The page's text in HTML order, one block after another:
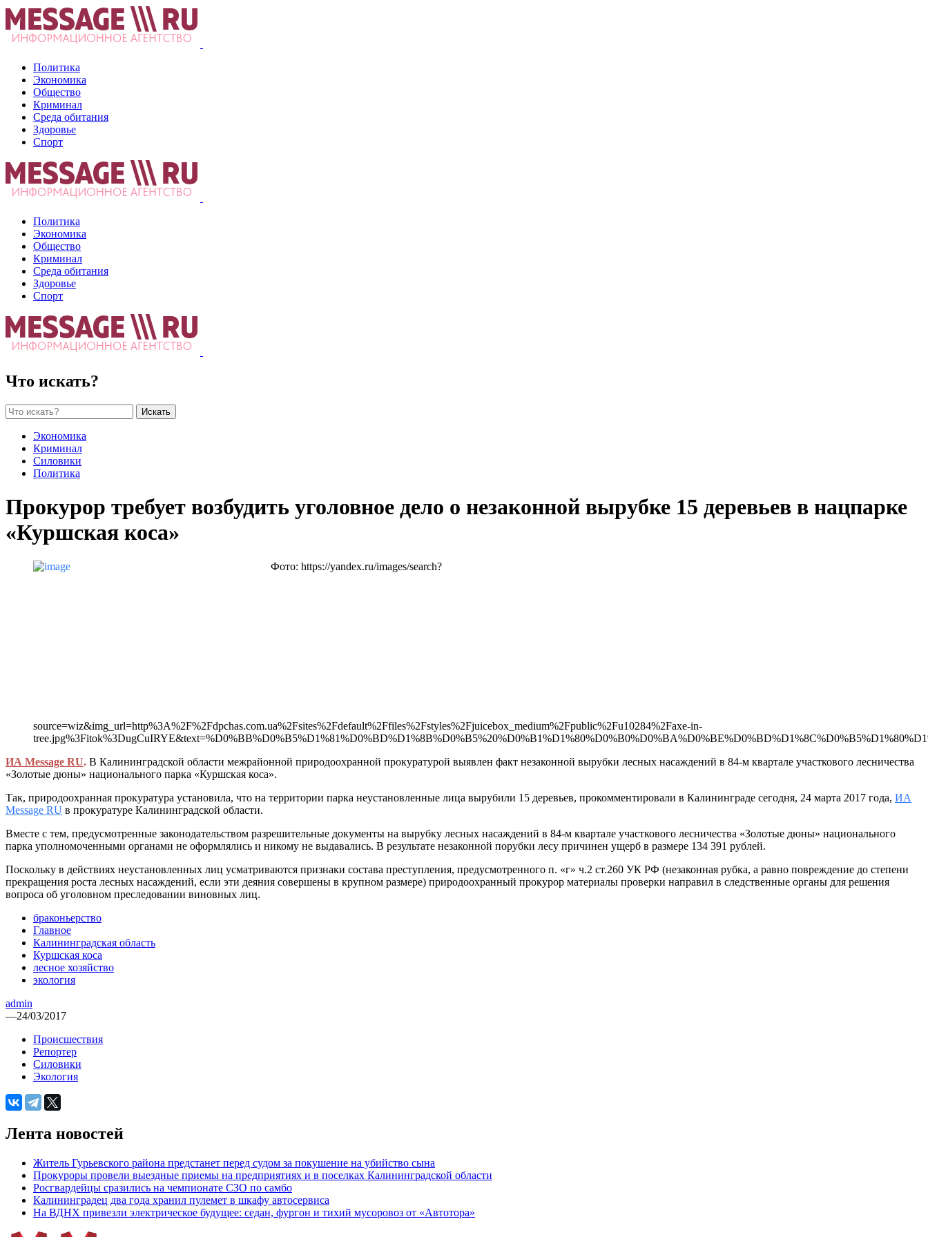
Политика
Экономика
Общество
Криминал
Среда обитания
Здоровье
Спорт
Политика
Экономика
Общество
Криминал
Среда обитания
Здоровье
Спорт
Что искать?
Искать
Экономика
Криминал
Силовики
Политика
Прокурор требует возбудить уголовное дело о незаконной вырубке 15 деревьев в нацпарке
«Куршская коса»
Фото: https://yandex.ru/images/search?
source=wiz&img_url=http%3A%2F%2Fdpchas.com.ua%2Fsites%2Fdefault%2Ffiles%2Fstyles%2Fjuicebox_medium%2Fpublic%2Fu10284%2Faxe-in-
ИА Message RU. В Калининградской области межрайонной природоохранной прокуратурой выявлен факт незаконной вырубки лесных насаждений в 84-м квартале участкового лесничества
«Золотые дюны» национального парка «Куршская коса».
Так, природоохранная прокуратура установила, что на территории парка неустановленные лица вырубили 15 деревьев, прокомментировали в Калининграде сегодня, 24 марта 2017 года, ИА
Message RU в прокуратуре Калининградской области.
Вместе с тем, предусмотренные законодательством разрешительные документы на вырубку лесных насаждений в 84-м квартале участкового лесничества «Золотые дюны» национального
парка уполномоченными органами не оформлялись и никому не выдавались. В результате незаконной порубки лесу причинен ущерб в размере 134 391 рублей.
Поскольку в действиях неустановленных лиц усматриваются признаки состава преступления, предусмотренного п. «г» ч.2 ст.260 УК РФ (незаконная рубка, а равно повреждение до степени
прекращения роста лесных насаждений, если эти деяния совершены в крупном размере) природоохранный прокурор материалы проверки направил в следственные органы для решения
вопроса об уголовном преследовании виновных лиц.
браконьерство
Главное
Калининградская область
Куршская коса
лесное хозяйство
экология
admin
—24/03/2017
Происшествия
Репортер
Силовики
Экология
Лента новостей
Житель Гурьевского района предстанет перед судом за покушение на убийство сына
Прокуроры провели выездные приемы на предприятиях и в поселках Калининградской области
Росгвардейцы сразились на чемпионате СЗО по самбо
Калининградец два года хранил пулемет в шкафу автосервиса
На ВДНХ привезли электрическое будущее: седан, фургон и тихий мусоровоз от «Автотора»